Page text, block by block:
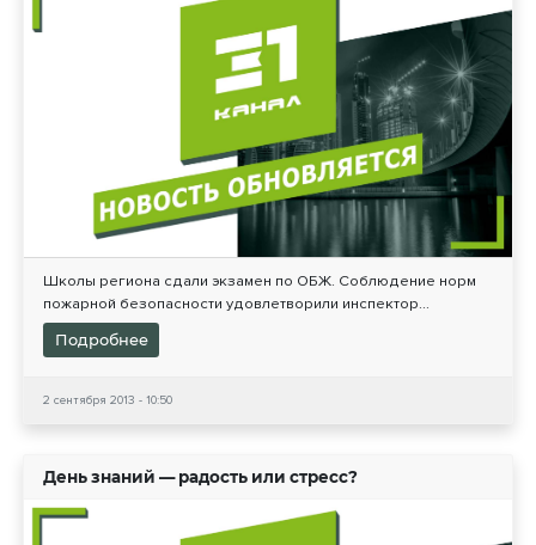
Школы региона сдали экзамен по ОБЖ. Соблюдение норм
пожарной безопасности удовлетворили инспектор...
Подробнее
2 сентября 2013 - 10:50
День знаний — радость или стресс?